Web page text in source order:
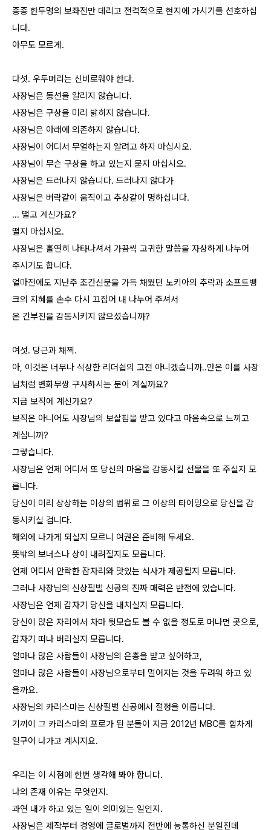
종종 한두명의 보좌진만 데리고 전격적으로 현지에 가시기를 선호하십
니다.
아무도 모르게.
다섯. 우두머리는 신비로워야 한다.
사장님은 동선을 알리지 않습니다.
사장님은 구상을 미리 밝히지 않습니다.
사장님은 아래에 의존하지 않습니다.
사장님이 어디서 무얼하는지 알려고 하지 마십시오.
사장님이 무슨 구상을 하고 있는지 묻지 마십시오.
사장님은 드러나지 않습니다. 드러나지 않다가
사장님은 벼락같이 움직이고 추상같이 명하십니다.
... 떨고 계신가요?
떨지 마십시오.
사장님은 홀연히 나타나셔서 가끔씩 고귀한 말씀을 자상하게 나누어
주시기도 합니다.
얼마전에도 지난주 조간신문을 가득 채웠던 노키아의 추락과 소프트뱅
크의 지혜를 손수 다시 끄집어 내 나누어 주셔서
온 간부진을 감동시키지 않으셨습니까?
여섯. 당근과 채찍.
아, 이것은 너무나 식상한 리더쉽의 고전 아니겠습니까..만은 이를 사장
님처럼 변화무쌍 구사하시는 분이 계실까요?
지금 보직에 계신가요?
보직은 아니어도 사장님의 보살핌을 받고 있다고 마음속으로 느끼고
계십니까?
그렇습니다.
사장님은 언제 어디서 또 당신의 마음을 감동시킬 선물을 또 주실지 모
릅니다.
당신이 미리 상상하는 이상의 범위로 그 이상의 타이밍으로 당신을 감
동시키실 겁니다.
해외에 나가게 되실지 모르니 여권은 준비해 두세요.
뜻밖의 보너스나 상이 내려질지도 모릅니다.
언제 어디서 안락한 잠자리와 맛있는 식사가 제공될지 모릅니다.
그러나 사장님의 신상필벌 신공의 진짜 매력은 반전에 있습니다.
사장님은 언제 갑자기 당신을 내치실지 모릅니다.
당신이 앉은 자리에서 차마 뒷모습도 볼 수 없을 정도로 머나먼 곳으로,
갑자기 떠나 버리실지 모릅니다.
얼마나 많은 사람들이 사장님의 은총을 받고 싶어하고,
얼마나 많은 사람들이 사장님으로부터 멀어지는 것을 두려워 하고 있
을까요.
사장님의 카리스마는 신상필벌 신공에서 절정을 이룹니다.
기꺼이 그 카리스마의 포로가 된 분들이 지금 2012년 MBC를 힘차게
일구어 나가고 계시지요.
우리는 이 시점에 한번 생각해 봐야 합니다.
나의 존재 이유는 무엇인지.
과연 내가 하고 있는 일이 의미있는 일인지.
사장님은 제작부터 경영에 글로벌까지 전반에 능통하신 분일진데